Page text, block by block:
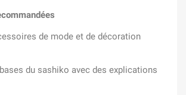
de mode et de décoration
du sashiko avec des explications